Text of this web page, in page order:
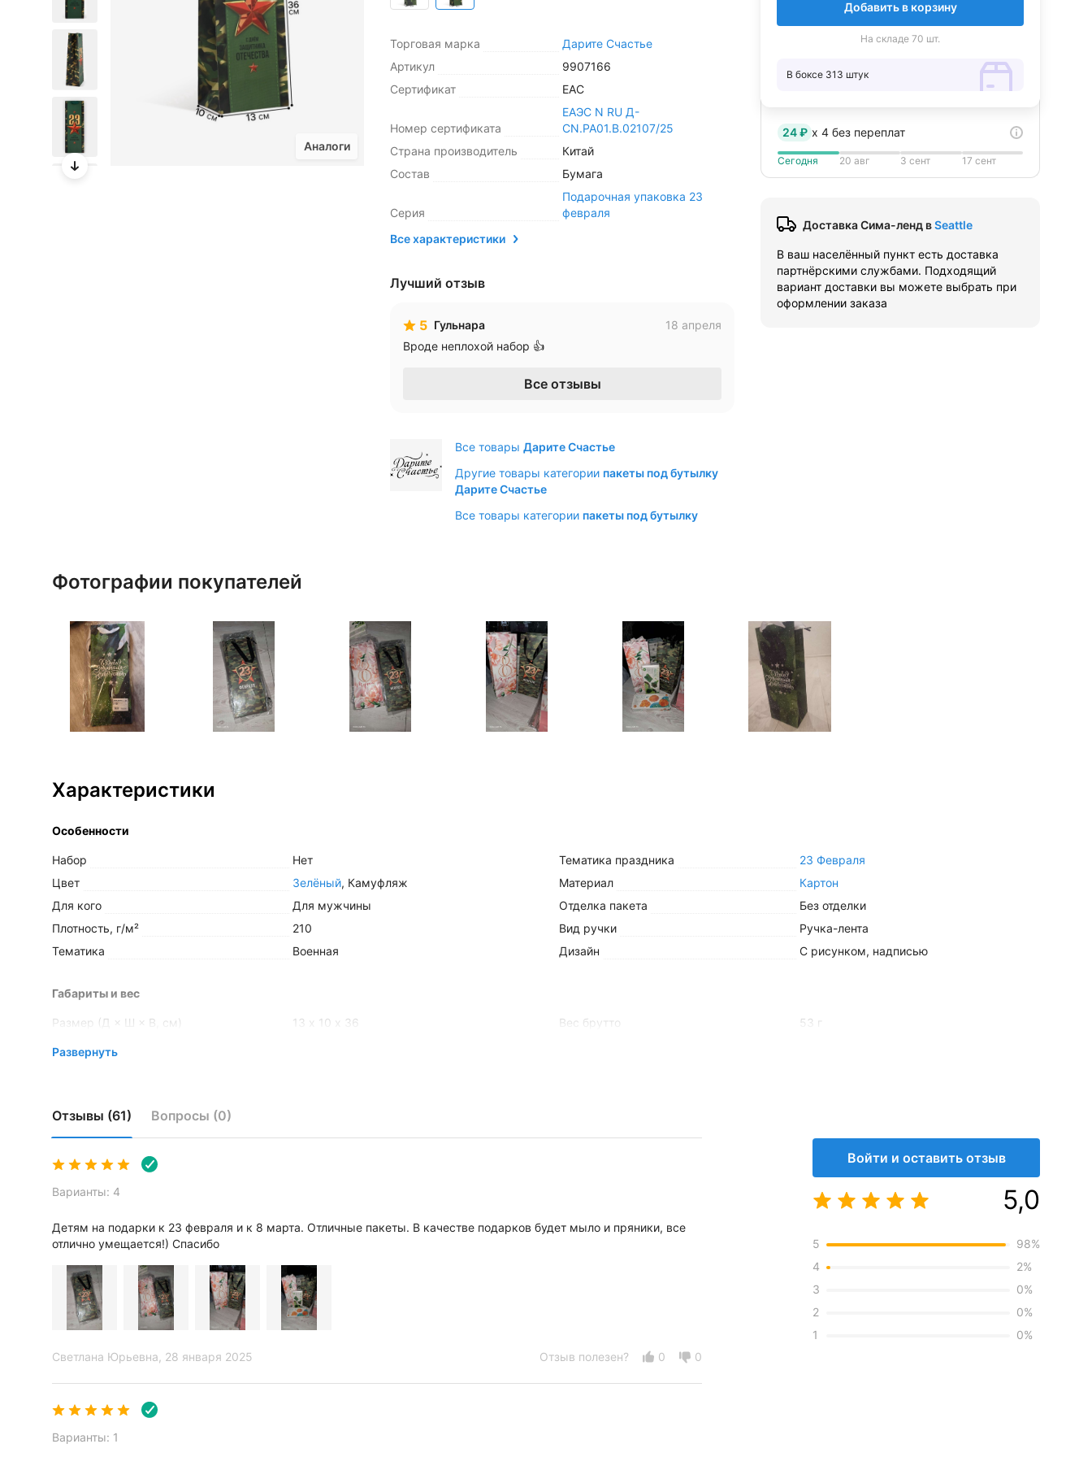
Аналоги
Торговая марка
Дарите Счастье
Артикул
9907166
Сертификат
ЕАС
Номер сертификата
ЕАЭС N RU Д-
CN.РА01.В.02107/25
Страна производитель
Китай
Состав
Бумага
Серия
Подарочная упаковка 23
февраля
Все характеристики
Лучший отзыв
5 Гульнара
18 апреля
Вроде неплохой набор 👍
Все отзывы
Все товары Дарите Счастье
Другие товары категории пакеты под бутылку
Дарите Счастье
Все товары категории пакеты под бутылку
Добавить в корзину
На складе 70 шт.
В боксе 313 штук
24 ₽ x 4 без переплат
Сегодня 20 авг 3 сент 17 сент
Доставка Сима-ленд вSeattle
В ваш населённый пункт есть доставка
партнёрскими службами. Подходящий
вариант доставки вы можете выбрать при
оформлении заказа
Фотографии покупателей
Характеристики
Особенности
Набор
Нет
Цвет
Зелёный, Камуфляж
Для кого
Для мужчины
Плотность, г/м²
210
Тематика
Военная
Тематика праздника
23 Февраля
Материал
Картон
Отделка пакета
Без отделки
Вид ручки
Ручка-лента
Дизайн
С рисунком, надписью
Габариты и вес
Размер (Д × Ш × В, см) 13 х 10 х 36 Вес брутто 53 г
Фасовка
Общие
Торговая марка
Сертификат
ЕАС
Бумага
Серия
Развернуть
Отзывы (61) Вопросы (0)
Варианты: 4
Детям на подарки к 23 февраля и к 8 марта. Отличные пакеты. В качестве подарков будет мыло и пряники, все
отлично умещается!) Спасибо
Светлана Юрьевна , 28 января 2025 Отзыв полезен? 0 0
Варианты: 1
Войти и оставить отзыв
5,0
5
4
3
2
1
98%
2%
0%
0%
0%